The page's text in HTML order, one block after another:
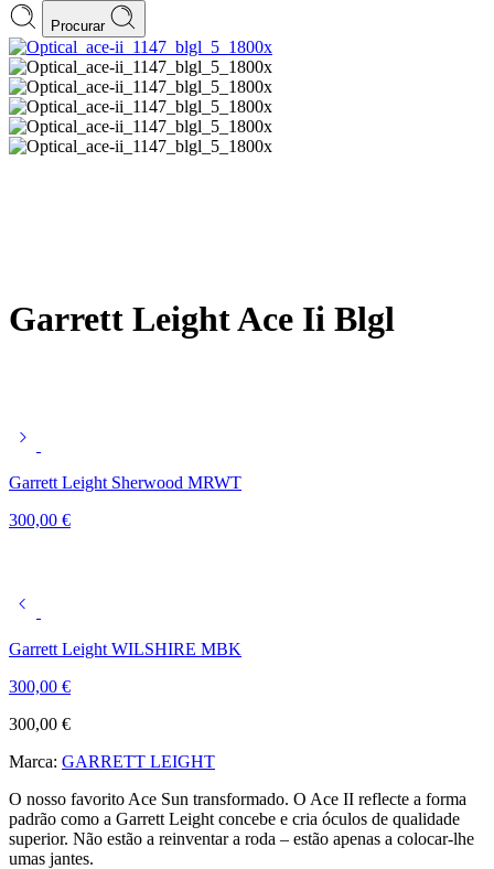
Procurar
Garrett Leight Ace Ii Blgl
Garrett Leight Sherwood MRWT
300,00 €
Garrett Leight WILSHIRE MBK
300,00 €
300,00 €
Marca: GARRETT LEIGHT
O nosso favorito Ace Sun transformado. O Ace II reflecte a forma
padrão como a Garrett Leight concebe e cria óculos de qualidade
superior. Não estão a reinventar a roda – estão apenas a colocar-lhe
umas jantes.